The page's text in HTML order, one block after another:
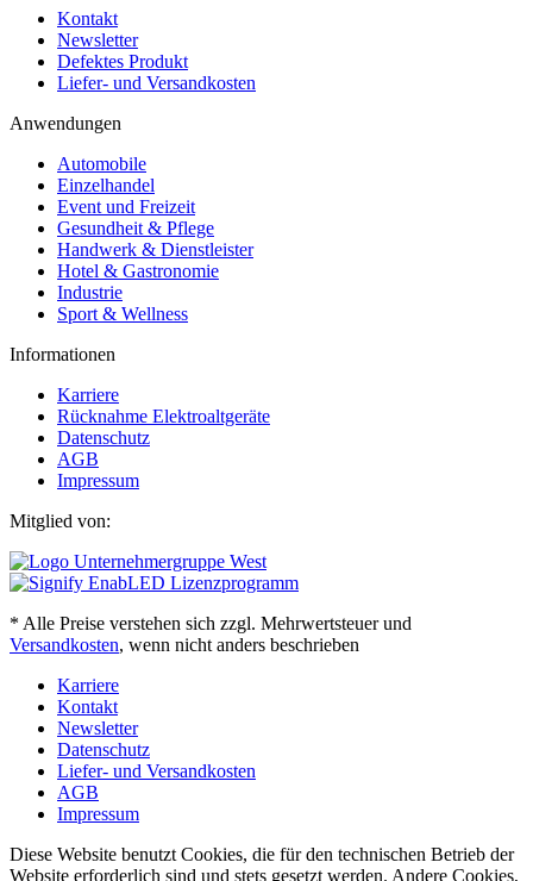
Kontakt
Newsletter
Defektes Produkt
Liefer- und Versandkosten
Anwendungen
Automobile
Einzelhandel
Event und Freizeit
Gesundheit & Pflege
Handwerk & Dienstleister
Hotel & Gastronomie
Industrie
Sport & Wellness
Informationen
Karriere
Rücknahme Elektroaltgeräte
Datenschutz
AGB
Impressum
Mitglied von:
* Alle Preise verstehen sich zzgl. Mehrwertsteuer und
Versandkosten, wenn nicht anders beschrieben
Karriere
Kontakt
Newsletter
Datenschutz
Liefer- und Versandkosten
AGB
Impressum
Diese Website benutzt Cookies, die für den technischen Betrieb der
Website erforderlich sind und stets gesetzt werden. Andere Cookies,